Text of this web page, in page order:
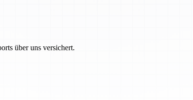
über uns versichert.